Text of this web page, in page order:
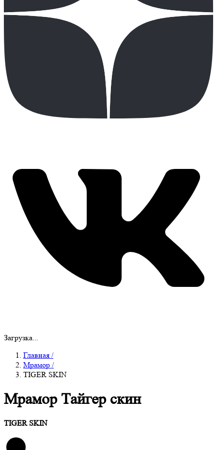
Загрузка...
Главная /
Мрамор /
TIGER SKIN
Мрамор Тайгер скин
TIGER SKIN